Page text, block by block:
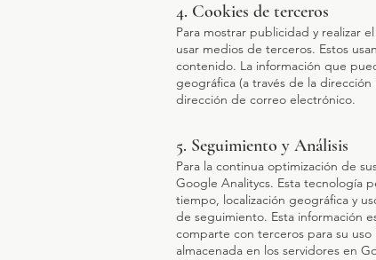
4. Cookies de terceros
Para mostrar publicidad y realizar
usar medios de terceros. Estos
contenido. La información que
geográfica (a través de la
dirección de correo electrónico.
5. Seguimiento y Análisis
Para la continua optimización de
Google Analitycs. Esta tecnología
tiempo, localización geográfica y
de seguimiento. Esta información
comparte con terceros para su
almacenada en los servidores en